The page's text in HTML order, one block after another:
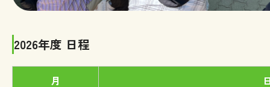
2026年度 日程
月